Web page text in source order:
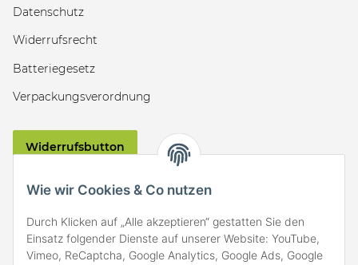
Wie wir Cookies & Co nutzen
Durch Klicken auf „Alle akzeptieren“ gestatten Sie den
Einsatz folgender Dienste auf unserer Website: YouTube,
Vimeo, ReCaptcha, Google Analytics, Google Ads, Google
Datenschutz
Widerrufsrecht
Batteriegesetz
Verpackungsverordnung
Widerrufsbutton